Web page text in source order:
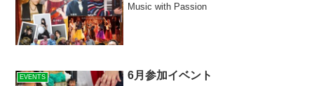
Music with Passion
EVENTS 6月参加イベント